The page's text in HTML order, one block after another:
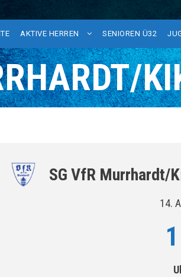
AKTIVE HERREN SENIOREN Ü32
SG VfR Murrhardt/
14.
1